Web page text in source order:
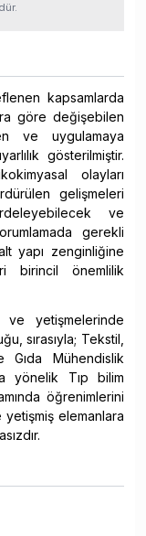
kapsamlarda
göre değişebilen
ve uygulamaya
gösterilmiştir.
olayları
gelişmeleri
ve
gerekli
yapı zenginliğine
birincil önemlilik
ve yetişmelerinde
sırasıyla; Tekstil,
Mühendislik
yönelik Tıp bilim
öğrenimlerini
elemanlara